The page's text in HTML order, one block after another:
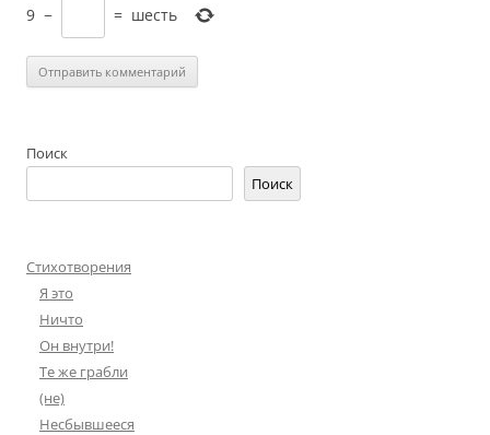
9 − = шесть
Поиск
Поиск
Стихотворения
Я это
Ничто
Он внутри!
Те же грабли
(не)
Несбывшееся